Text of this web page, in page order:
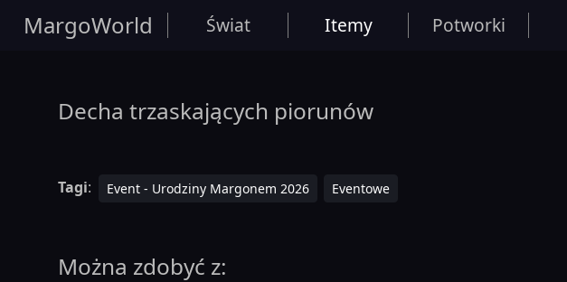
MargoWorld Świat Itemy Potworki
Decha trzaskających piorunów
Tagi: Event - Urodziny Margonem 2026 Eventowe
Można zdobyć z: